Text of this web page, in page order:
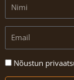
Nõustun
Nõustun